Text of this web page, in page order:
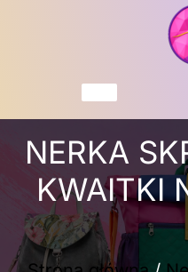
NERKA
KWAITKI